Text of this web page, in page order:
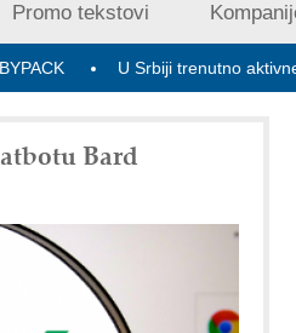
Promo tekstovi
U Srbiji trenutno aktivne 2.354
Bard